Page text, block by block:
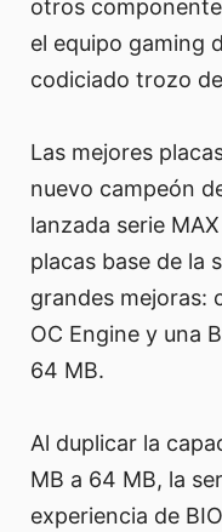
otros
el equipo gaming
codiciado trozo
Las mejores
nuevo campeón
lanzada serie
placas base de la
grandes mejoras:
OC Engine y una
64 MB.
Al duplicar la
MB a 64 MB, la
experiencia de